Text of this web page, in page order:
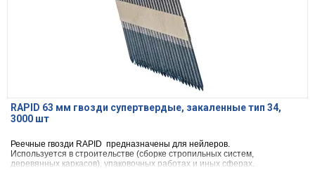
RAPID 63 мм гвозди супертвердые, закаленные тип 34,
3000 шт
Реечные гвозди RAPID предназначены для нейлеров.
Используется в строительстве (сборке стропильных систем,
деревянных каркасов), упаковочных работах и иных сферах.